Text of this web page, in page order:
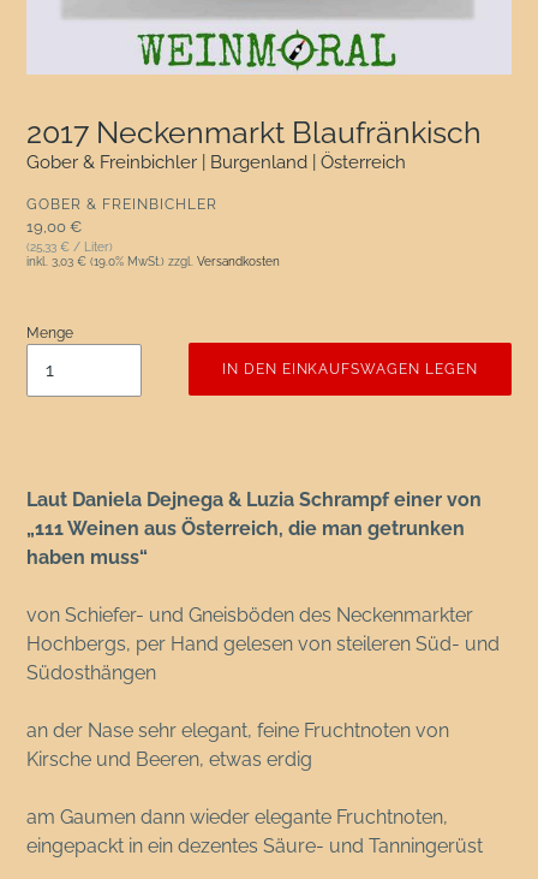
2017 Neckenmarkt Blaufränkisch
Gober & Freinbichler | Burgenland | Österreich
VERKÄUFER
GOBER & FREINBICHLER
Normaler Preis
19,00 €
(25,33 € / Liter)
inkl. 3,03 € (19.0% MwSt.) zzgl. Versandkosten
Menge
IN DEN EINKAUFSWAGEN LEGEN
Laut Daniela Dejnega & Luzia Schrampf einer von
„111 Weinen aus Österreich, die man getrunken
haben muss“
von Schiefer- und Gneisböden des Neckenmarkter
Hochbergs, per Hand gelesen von steileren Süd- und
Südosthängen
an der Nase sehr elegant, feine Fruchtnoten von
Kirsche und Beeren, etwas erdig
am Gaumen dann wieder elegante Fruchtnoten,
eingepackt in ein dezentes Säure- und Tanningerüst